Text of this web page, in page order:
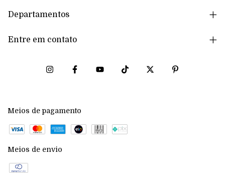
Departamentos
Entre em contato
Meios de pagamento
Meios de envio